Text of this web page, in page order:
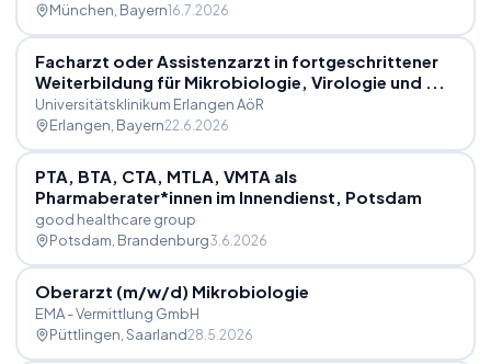
München , Bayern16.7.2026
Facharzt oder Assistenzarzt in fortgeschrittener
Weiterbildung für Mikrobiologie, Virologie und ...
Universitätsklinikum Erlangen AöR
Erlangen , Bayern22.6.2026
PTA, BTA, CTA, MTLA, VMTA als
Pharmaberater*innen im Innendienst, Potsdam
good healthcare group
Potsdam , Brandenburg3.6.2026
Oberarzt (m/w/d) Mikrobiologie
EMA - Vermittlung GmbH
Püttlingen , Saarland28.5.2026